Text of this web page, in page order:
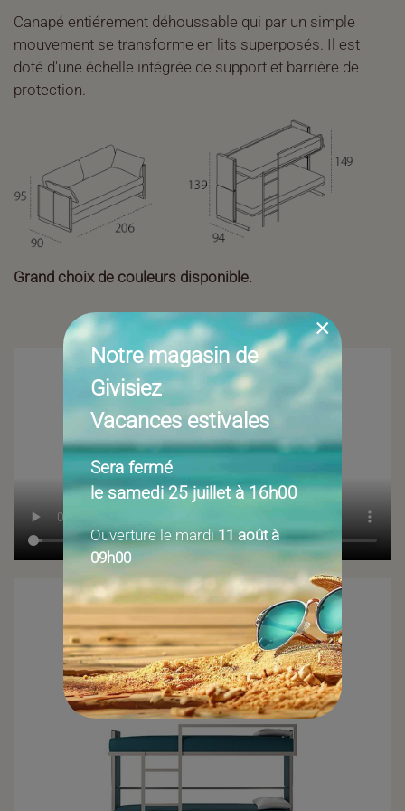
Canapé entiérement déhoussable qui par un simple
mouvement se transforme en lits superposés. Il est
doté d'une échelle intégrée de support et barrière de
protection.
Grand choix de couleurs disponible.
×
Notre magasin de
Givisiez
Vacances estivales
Sera fermé
le samedi 25 juillet à 16h00
Ouverture le mardi 11 août à
09h00